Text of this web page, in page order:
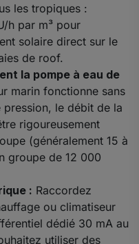
les tropiques :
h par m³ pour
solaire direct sur le
de roof.
la pompe à eau de
marin fonctionne sans
pression, le débit de la
rigoureusement
(généralement 15 à
groupe de 12 000
: Raccordez
ou climatiseur
dédié 30 mA au
utiliser des